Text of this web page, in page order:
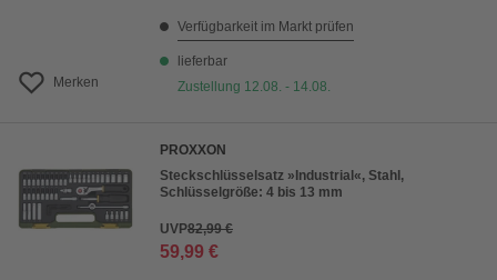
Merken
Verfügbarkeit im Markt prüfen
lieferbar
Zustellung 12.08. - 14.08.
PROXXON
Steckschlüsselsatz »Industrial«, Stahl,
Schlüsselgröße: 4 bis 13 mm
UVP82,99 €
59,99 €